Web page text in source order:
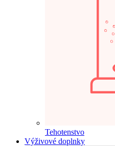
Tehotenstvo
Výživové doplnky